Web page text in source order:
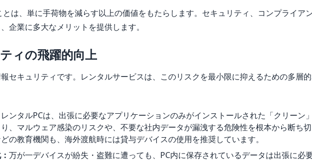
は、単に手荷物を減らす以上の価値をもたらします。セキュリティ、コンプライアン
企業に多大なメリットを提供します。
ィの飛躍的向上
セキュリティです。レンタルサービスは、このリスクを最小限に抑えるための多層
レンタルPCは、出張に必要なアプリケーションのみがインストールされた「クリーン
、マルウェア感染のリスクや、不要な社内データが漏洩する危険性を根本から断ち
の教育機関も、海外渡航時には貸与デバイスの使用を推奨しています。
万が一デバイスが紛失・盗難に遭っても、PC内に保存されているデータは出張に必